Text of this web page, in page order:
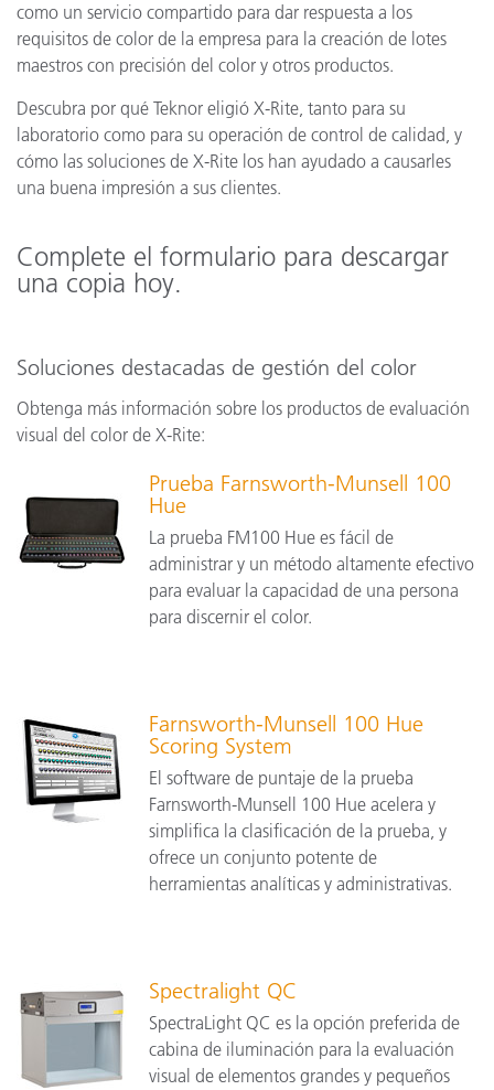
como un servicio compartido para dar respuesta a los
requisitos de color de la empresa para la creación de lotes
maestros con precisión del color y otros productos.
Descubra por qué Teknor eligió X-Rite, tanto para su
laboratorio como para su operación de control de calidad, y
cómo las soluciones de X-Rite los han ayudado a causarles
una buena impresión a sus clientes.
Complete el formulario para descargar
una copia hoy.
Soluciones destacadas de gestión del color
Obtenga más información sobre los productos de evaluación
visual del color de X-Rite:
Prueba Farnsworth-Munsell 100
Hue
La prueba FM100 Hue es fácil de
administrar y un método altamente efectivo
para evaluar la capacidad de una persona
para discernir el color.
Farnsworth-Munsell 100 Hue
Scoring System
El software de puntaje de la prueba
Farnsworth-Munsell 100 Hue acelera y
simplifica la clasificación de la prueba, y
ofrece un conjunto potente de
herramientas analíticas y administrativas.
Spectralight QC
SpectraLight QC es la opción preferida de
cabina de iluminación para la evaluación
visual de elementos grandes y pequeños